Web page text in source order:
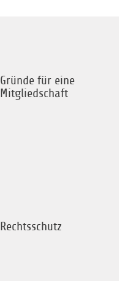
Gründe für eine
Mitgliedschaft
Rechtsschutz